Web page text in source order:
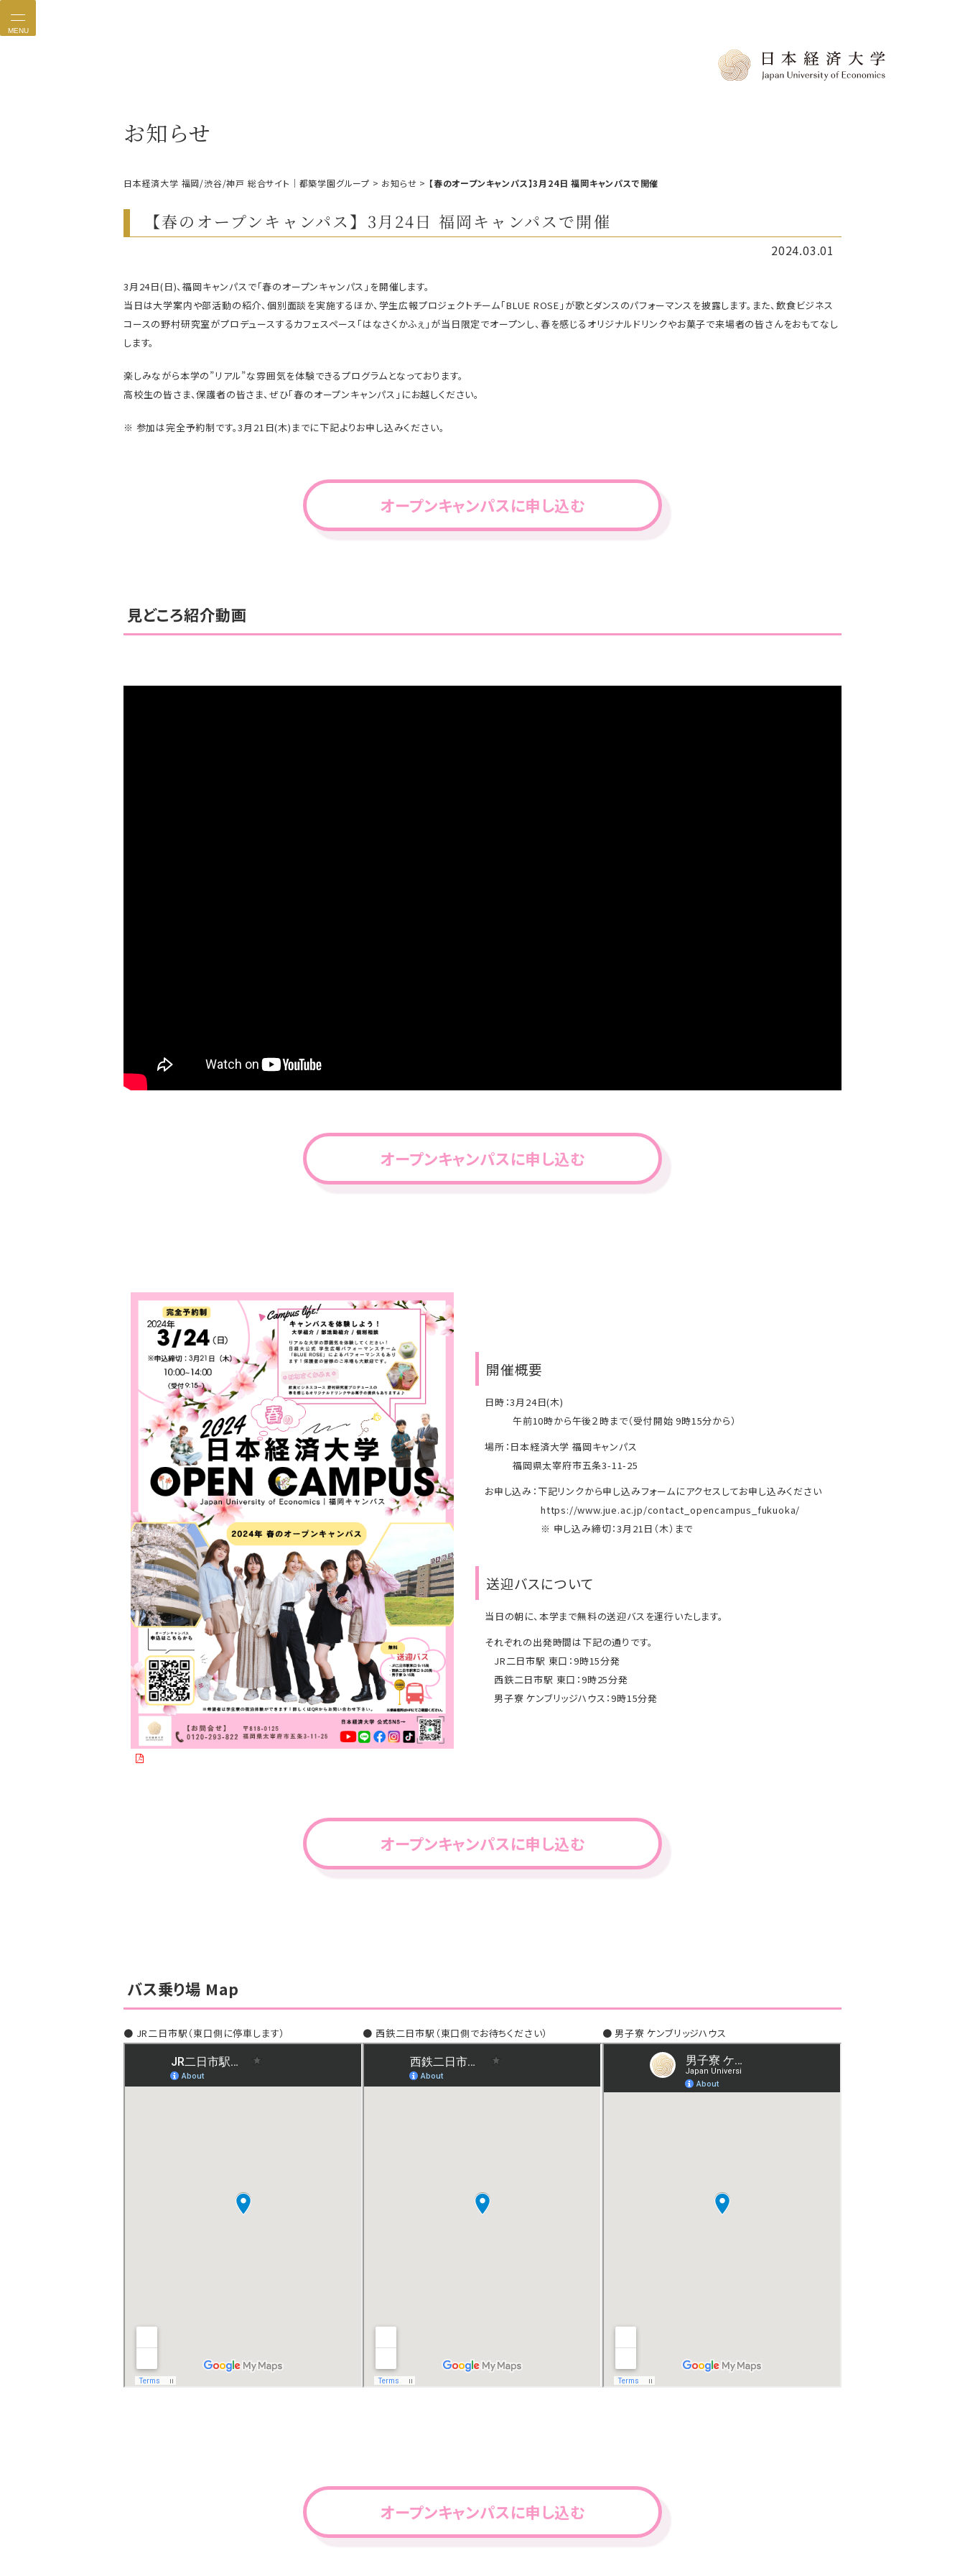
MENU
お知らせ
日本経済大学 福岡/渋谷/神戸 総合サイト｜都築学園グループ > お知らせ > 【春のオープンキャンパス】3月24日 福岡キャンパスで開催
【春のオープンキャンパス】3月24日 福岡キャンパスで開催
2024.03.01
3月24日(日)、福岡キャンパスで「春のオープンキャンパス」を開催します。
当日は大学案内や部活動の紹介、個別面談を実施するほか、学生広報プロジェクトチーム「BLUE ROSE」が歌とダンスのパフォーマンスを披露します。また、飲食ビジネス
コースの野村研究室がプロデュースするカフェスペース「はなさくかふぇ」が当日限定でオープンし、春を感じるオリジナルドリンクやお菓子で来場者の皆さんをおもてなし
します。
楽しみながら本学の”リアル”な雰囲気を体験できるプログラムとなっております。
高校生の皆さま、保護者の皆さま、ぜひ「春のオープンキャンパス」にお越しください。
※ 参加は完全予約制です。3月21日(木)までに下記よりお申し込みください。
オープンキャンパスに申し込む
見どころ紹介動画
オープンキャンパスに申し込む
開催概要
日時：3月24日(木)
午前10時から午後２時まで（受付開始 9時15分から）
場所：日本経済大学 福岡キャンパス
福岡県太宰府市五条3-11-25
お申し込み：下記リンクから申し込みフォームにアクセスしてお申し込みください
https://www.jue.ac.jp/contact_opencampus_fukuoka/
※ 申し込み締切：3月21日（木）まで
送迎バスについて
当日の朝に、本学まで無料の送迎バスを運行いたします。
それぞれの出発時間は下記の通りです。
JR二日市駅 東口：9時15分発
西鉄二日市駅 東口：9時25分発
男子寮 ケンブリッジハウス：9時15分発
オープンキャンパスに申し込む
バス乗り場 Map
● JR二日市駅（東口側に停車します） ● 西鉄二日市駅（東口側でお待ちください） ● 男子寮 ケンブリッジハウス
オープンキャンパスに申し込む